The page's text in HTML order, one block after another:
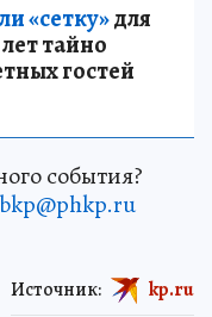
«сетку»для
тайно
гостей
события?
Источник: kp.ru